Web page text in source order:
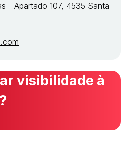
- Apartado 107, 4535 Santa
visibilidade à